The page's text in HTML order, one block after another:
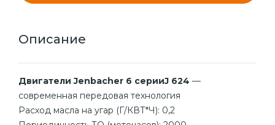
Описание
Двигатели Jenbacher 6 серииJ 624 —
современная передовая технология
Расход масла на угар (Г/КВТ*Ч): 0,2